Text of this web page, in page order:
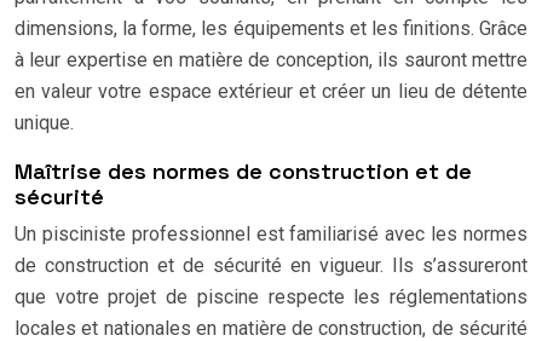
dimensions, la forme, les équipements et les finitions. Grâce
à leur expertise en matière de conception, ils sauront mettre
en valeur votre espace extérieur et créer un lieu de détente
unique.
Maîtrise des normes de construction et de
sécurité
Un pisciniste professionnel est familiarisé avec les normes
de construction et de sécurité en vigueur. Ils s’assureront
que votre projet de piscine respecte les réglementations
locales et nationales en matière de construction, de sécurité